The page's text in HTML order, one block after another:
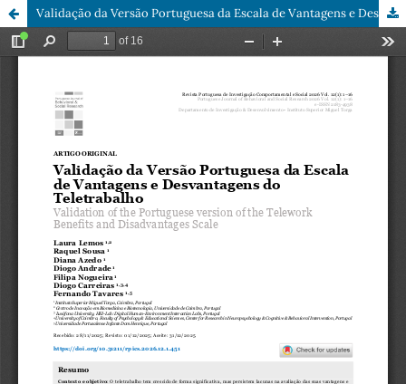
Validação da Versão Portuguesa da Escala de Vantagens e Desvantagens do Teletrabalho